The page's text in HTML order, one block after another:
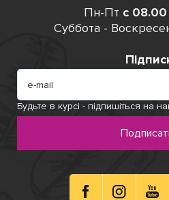
Пн-Пт с
Суббота -
Будьте в курсі - підпишіться на